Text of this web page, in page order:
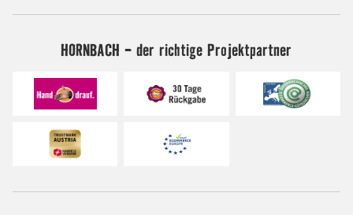
HORNBACH - der richtige Projektpartner